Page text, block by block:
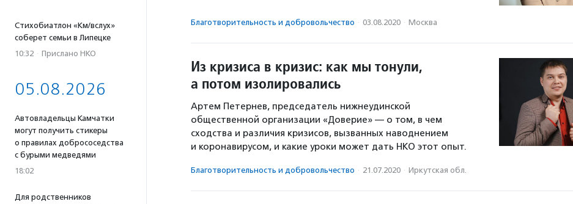
Стихобиатлон «Км/вслух»
соберет семьи в Липецке
10:32 · Прислано НКО
05.08.2026
Автовладельцы Камчатки
могут получить стикеры
о правилах добрососедства
с бурыми медведями
18:02
Для родственников
Благотвори­тель­ность и доброволь­чест­во · 03.08.2020 · Москва
Из кризиса в кризис: как мы тонули,
а потом изолировались
Артем Петернев, председатель нижнеудинской
общественной организации «Доверие» — о том, в чем
сходства и различия кризисов, вызванных наводнением
и коронавирусом, и какие уроки может дать НКО этот опыт.
Благотвори­тель­ность и доброволь­чест­во · 21.07.2020 · Иркутская обл.